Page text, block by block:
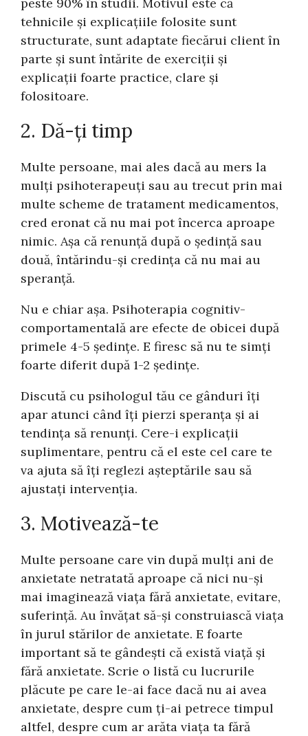
tehnicile și explicațiile folosite sunt
structurate, sunt adaptate fiecărui client în
parte și sunt întărite de exerciții și
explicații foarte practice, clare și
folositoare.
2. Dă-ți timp
Multe persoane, mai ales dacă au mers la
mulți psihoterapeuți sau au trecut prin mai
multe scheme de tratament medicamentos,
cred eronat că nu mai pot încerca aproape
nimic. Așa că renunță după o ședință sau
două, întărindu-și credința că nu mai au
speranță.
Nu e chiar așa. Psihoterapia cognitiv-
comportamentală are efecte de obicei după
primele 4-5 ședințe. E firesc să nu te simți
foarte diferit după 1-2 ședințe.
Discută cu psihologul tău ce gânduri îți
apar atunci când îți pierzi speranța și ai
tendința să renunți. Cere-i explicații
suplimentare, pentru că el este cel care te
va ajuta să îți reglezi așteptările sau să
ajustați intervenția.
3. Motivează-te
Multe persoane care vin după mulți ani de
anxietate netratată aproape că nici nu-și
mai imaginează viața fără anxietate, evitare,
suferință. Au învățat să-și construiască viața
în jurul stărilor de anxietate. E foarte
important să te gândești că există viață și
fără anxietate. Scrie o listă cu lucrurile
plăcute pe care le-ai face dacă nu ai avea
anxietate, despre cum ți-ai petrece timpul
altfel, despre cum ar arăta viața ta fără